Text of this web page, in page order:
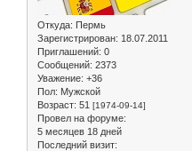
Откуда: Пермь
Зарегистрирован: 18.07.2011
Приглашений: 0
Сообщений: 2373
Уважение: +36
Пол: Мужской
Возраст: 51 [1974-09-14]
Провел на форуме:
5 месяцев 18 дней
Последний визит: